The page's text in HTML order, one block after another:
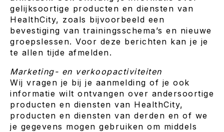
gelijksoortige producten en diensten van
HealthCity, zoals bijvoorbeeld een
bevestiging van trainingsschema’s en nieuwe
groepslessen. Voor deze berichten kan je je
te allen tijde afmelden.
Marketing- en verkoopactiviteiten
Wij vragen je bij je aanmelding of je ook
informatie wilt ontvangen over andersoortige
producten en diensten van HealthCity,
producten en diensten van derden en of we
je gegevens mogen gebruiken om middels